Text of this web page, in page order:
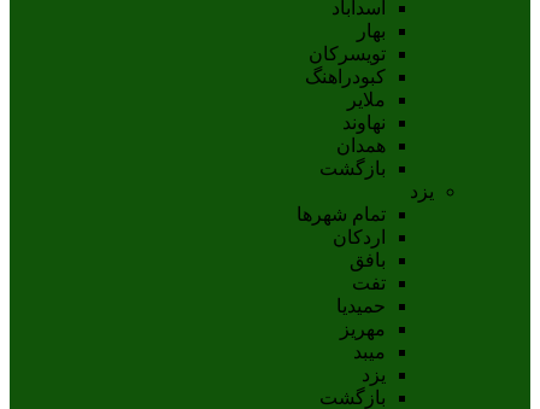
اسدآباد
بهار
تويسرکان
کبودراهنگ
ملاير
نهاوند
همدان
بازگشت
یزد
تمام شهر‌ها
اردکان
بافق
تفت
حميديا
مهریز
ميبد
يزد
بازگشت